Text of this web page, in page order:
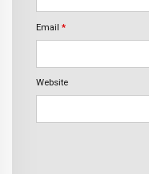
Email *
Website